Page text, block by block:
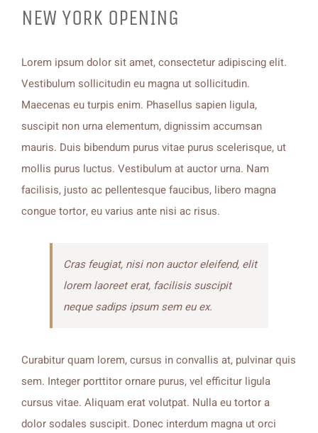
NEW YORK OPENING
Lorem ipsum dolor sit amet, consectetur adipiscing elit.
Vestibulum sollicitudin eu magna ut sollicitudin.
Maecenas eu turpis enim. Phasellus sapien ligula,
suscipit non urna elementum, dignissim accumsan
mauris. Duis bibendum purus vitae purus scelerisque, ut
mollis purus luctus. Vestibulum at auctor urna. Nam
facilisis, justo ac pellentesque faucibus, libero magna
congue tortor, eu varius ante nisi ac risus.
Cras feugiat, nisi non auctor eleifend, elit
lorem laoreet erat, facilisis suscipit
neque sadips ipsum sem eu ex.
Curabitur quam lorem, cursus in convallis at, pulvinar quis
sem. Integer porttitor ornare purus, vel efficitur ligula
cursus vitae. Aliquam erat volutpat. Nulla eu tortor a
dolor sodales suscipit. Donec interdum magna ut orci